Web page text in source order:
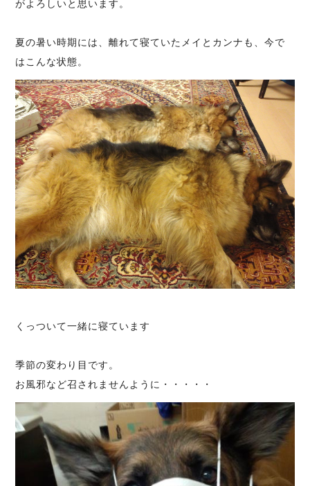
がよろしいと思います。
夏の暑い時期には、離れて寝ていたメイとカンナも、今で
はこんな状態。
くっついて一緒に寝ています
季節の変わり目です。
お風邪など召されませんように・・・・・